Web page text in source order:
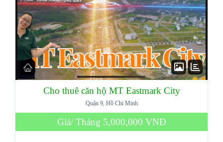
Cho thuê căn hộ MT Eastmark City
Quận 9, Hồ Chí Minh
Giá/ Tháng 5,000,000 VNĐ